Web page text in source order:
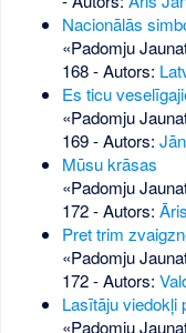
Nacionālās
«Padomju
168- Autors:
Es ticu
«Padomju
169- Autors:
Mūsu krāsas
«Padomju
172- Autors:
Pret trim
«Padomju
172- Autors:
Lasītāju viedokļi
«Padomju